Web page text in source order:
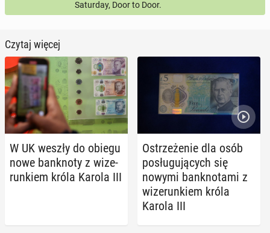
Saturday, Door to Door.
Czytaj więcej
W UK weszły do obiegu
nowe bank­no­ty z wi­ze­
run­kiem króla Karola III
Ostrze­że­nie dla osób
po­słu­gu­ją­cych się
nowymi bank­no­ta­mi z
wi­ze­run­kiem króla
Karola III